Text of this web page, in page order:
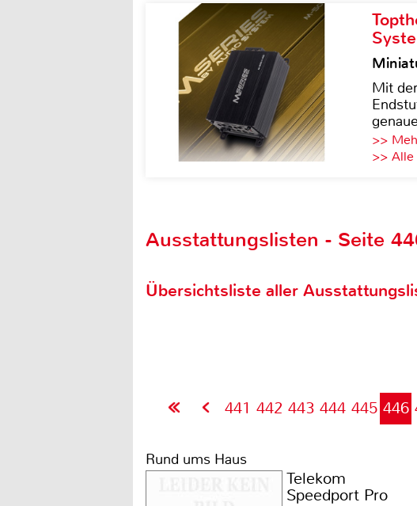
Mit
>>
>> Alle
Ausstattungslisten - Seite
Übersichtsliste aller
441 442 443 444 445 446
Rund ums Haus
Telekom
Speedport Pro